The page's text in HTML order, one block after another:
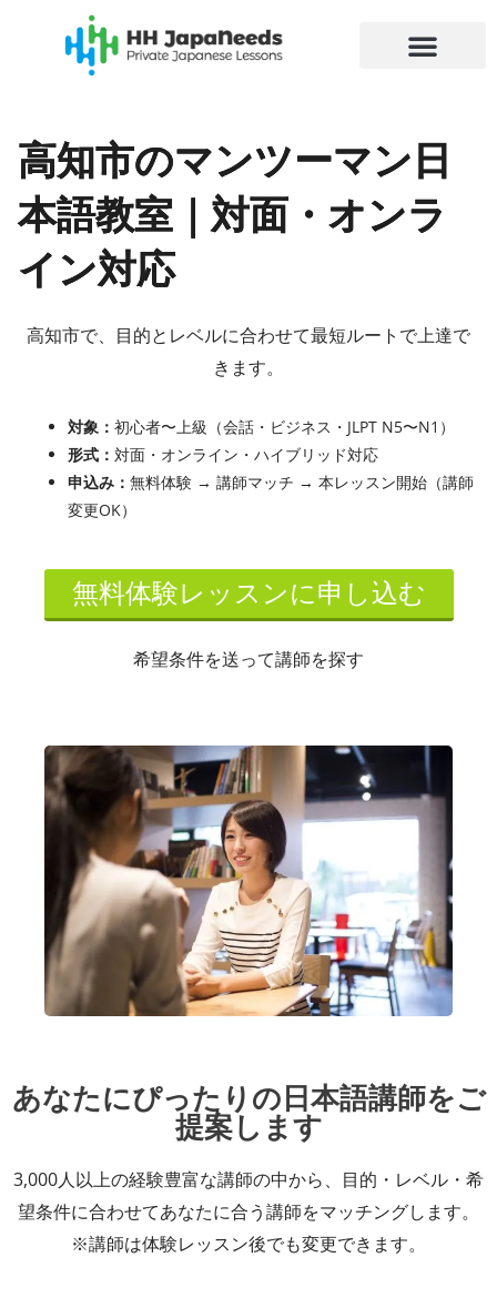
高知市のマンツーマン日
本語教室｜対面・オンラ
イン対応
高知市で、目的とレベルに合わせて最短ルートで上達で
きます。
対象：初心者〜上級（会話・ビジネス・JLPT N5〜N1）
形式：対面・オンライン・ハイブリッド対応
申込み：無料体験 → 講師マッチ → 本レッスン開始（講師
変更OK）
無料体験レッスンに申し込む
希望条件を送って講師を探す
あなたにぴったりの日本語講師をご
提案します
3,000人以上の経験豊富な講師の中から、目的・レベル・希
望条件に合わせてあなたに合う講師をマッチングします。
※講師は体験レッスン後でも変更できます。